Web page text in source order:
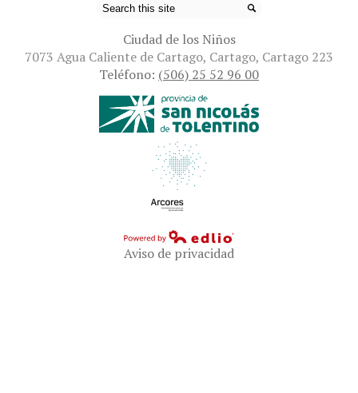
Search
Ciudad de los Niños
7073 Agua Caliente de Cartago, Cartago, Cartago 223
Teléfono: (506) 25 52 96 00
Powered by Edlio
Aviso de privacidad